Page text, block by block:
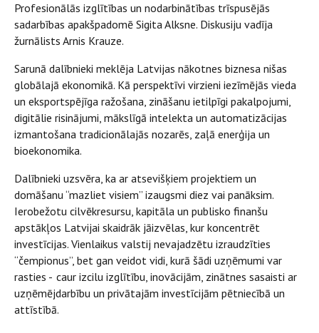
Profesionālās izglītības un nodarbinātības trīspusējās
sadarbības apakšpadomē Sigita Alksne. Diskusiju vadīja
žurnālists Arnis Krauze.
Sarunā dalībnieki meklēja Latvijas nākotnes biznesa nišas
globālajā ekonomikā. Kā perspektīvi virzieni iezīmējās vieda
un eksportspējīga ražošana, zināšanu ietilpīgi pakalpojumi,
digitālie risinājumi, mākslīgā intelekta un automatizācijas
izmantošana tradicionālajās nozarēs, zaļā enerģija un
bioekonomika.
Dalībnieki uzsvēra, ka ar atsevišķiem projektiem un
domāšanu “mazliet visiem” izaugsmi diez vai panāksim.
Ierobežotu cilvēkresursu, kapitāla un publisko finanšu
apstākļos Latvijai skaidrāk jāizvēlas, kur koncentrēt
investīcijas. Vienlaikus valstij nevajadzētu izraudzīties
“čempionus”, bet gan veidot vidi, kurā šādi uzņēmumi var
rasties - caur izcilu izglītību, inovācijām, zinātnes sasaisti ar
uzņēmējdarbību un privātajām investīcijām pētniecībā un
attīstībā.